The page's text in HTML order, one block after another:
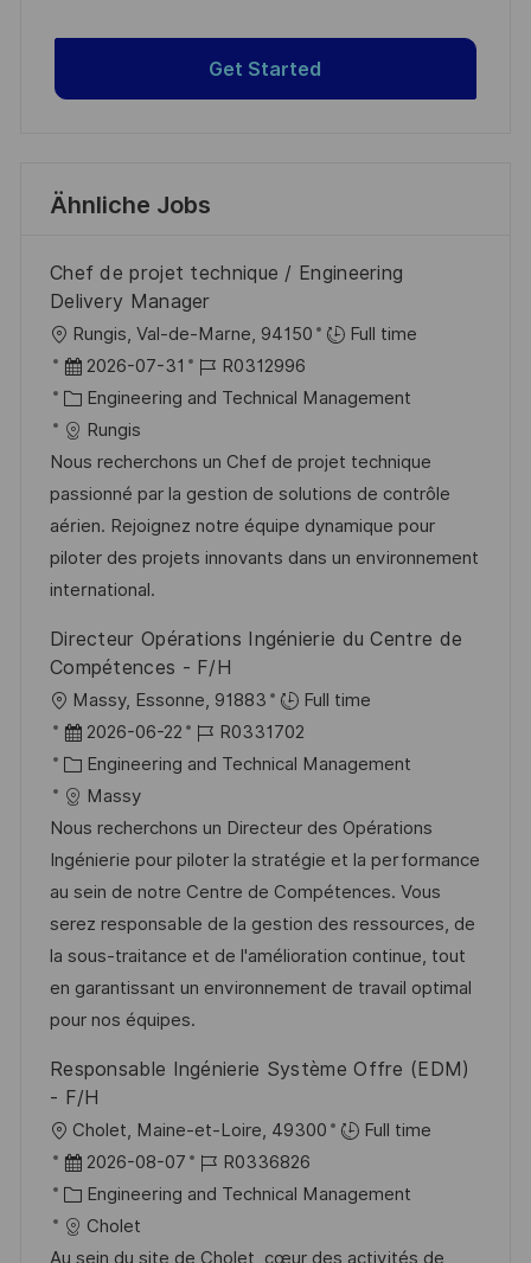
Get Started
Ähnliche Jobs
Chef de projet technique / Engineering
Delivery Manager
O
r
t
Rungis, Val-de-Marne, 94150
Full time
D
a
t
u
m
d
e
r
e
f
e
t
n
g
2026-07-31
J
o
-
I
D
R0312996
K
a
t
e
g
o
r
e
Engineering and Technical Management
Rungis
Nous recherchons un Chef de projet technique
passionné par la gestion de solutions de contrôle
aérien. Rejoignez notre équipe dynamique pour
piloter des projets innovants dans un environnement
international.
Directeur Opérations Ingénierie du Centre de
Compétences - F/H
O
r
t
Massy, Essonne, 91883
Full time
D
a
t
u
m
d
e
r
V
e
ö
e
t
2026-06-22
J
o
-
I
D
R0331702
K
a
t
e
g
o
r
i
e
Engineering and Technical Management
Massy
Nous recherchons un Directeur des Opérations
Ingénierie pour piloter la stratégie et la performance
au sein de notre Centre de Compétences. Vous
serez responsable de la gestion des ressources, de
la sous-traitance et de l'amélioration continue, tout
en garantissant un environnement de travail optimal
pour nos équipes.
Responsable Ingénierie Système Offre (EDM)
- F/H
O
r
t
Cholet, Maine-et-Loire, 49300
Full time
D
a
t
u
2026-08-07
J
o
-
R0336826
K
a
t
Engineering and Technical Management
Cholet
Au sein du site de Cholet, cœur des activités de